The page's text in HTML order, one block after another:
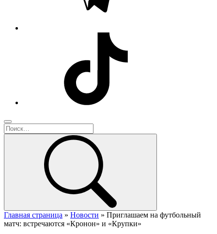
Главная страница » Новости » Приглашаем на футбольный
матч: встречаются «Кронон» и «Крупки»